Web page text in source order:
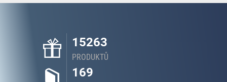
15263
PRODUKTŮ
169